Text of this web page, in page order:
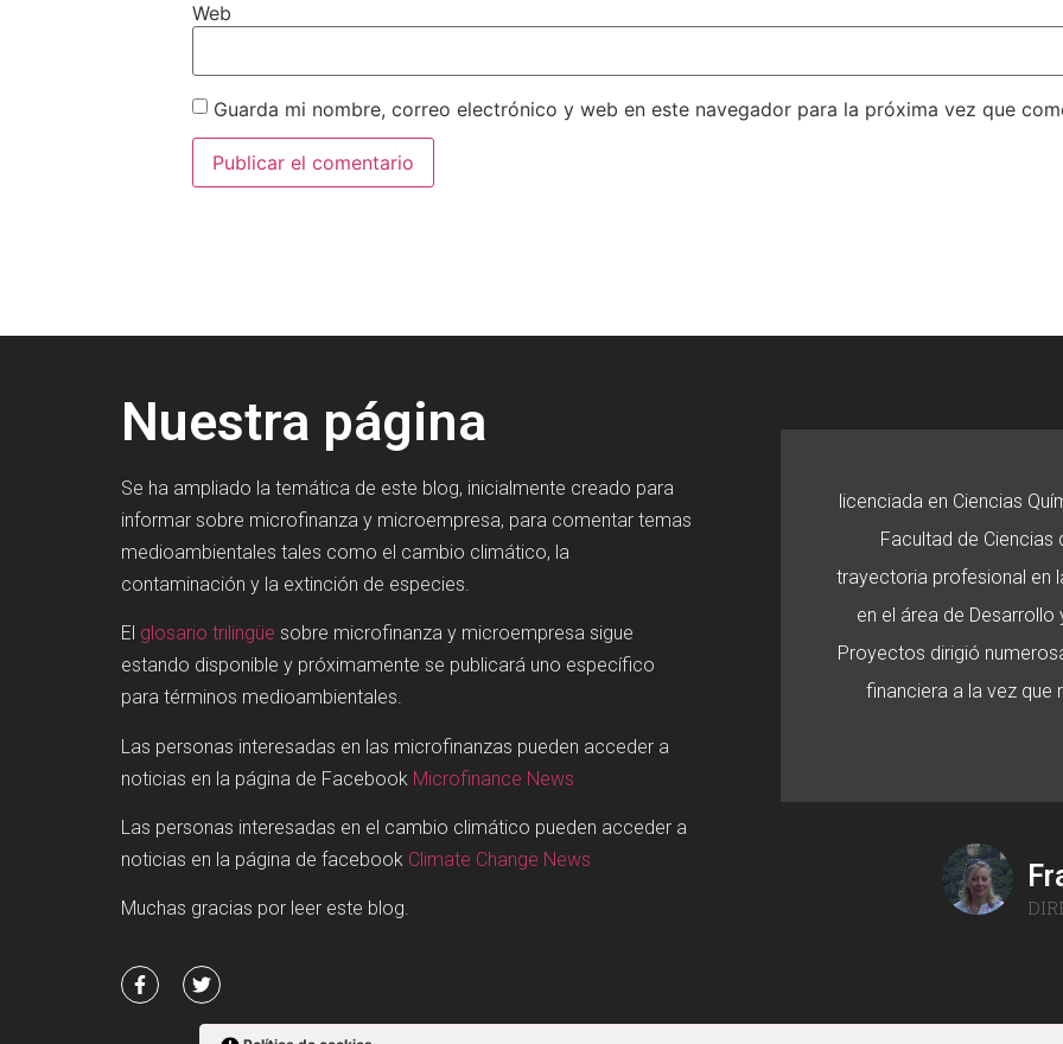
Web
Guarda mi nombre, correo electrónico y web en este navegador para la próxima vez que
Nuestra página
Se ha ampliado la temática de este blog, inicialmente creado para
informar sobre microfinanza y microempresa, para comentar temas
medioambientales tales como el cambio climático, la
contaminación y la extinción de especies.
El glosario trilingüe sobre microfinanza y microempresa sigue
estando disponible y próximamente se publicará uno específico
para términos medioambientales.
Las personas interesadas en las microfinanzas pueden acceder a
noticias en la página de Facebook Microfinance News
Las personas interesadas en el cambio climático pueden acceder a
noticias en la página de facebook Climate Change News
Muchas gracias por leer este blog.
licenciada en Ciencias
Facultad de Ciencias
trayectoria profesional en
en el área de
Proyectos dirigió
financiera a la vez que